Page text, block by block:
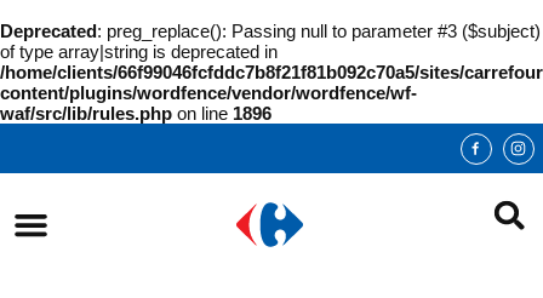
Deprecated: preg_replace(): Passing null to parameter #3 ($subject)
of type array|string is deprecated in
/home/clients/66f99046fcfddc7b8f21f81b092c70a5/sites/
content/plugins/wordfence/vendor/wordfence/wf-
waf/src/lib/rules.php on line 1896